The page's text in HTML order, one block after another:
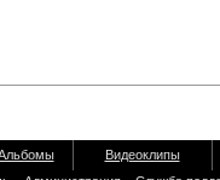
Видеоклипы